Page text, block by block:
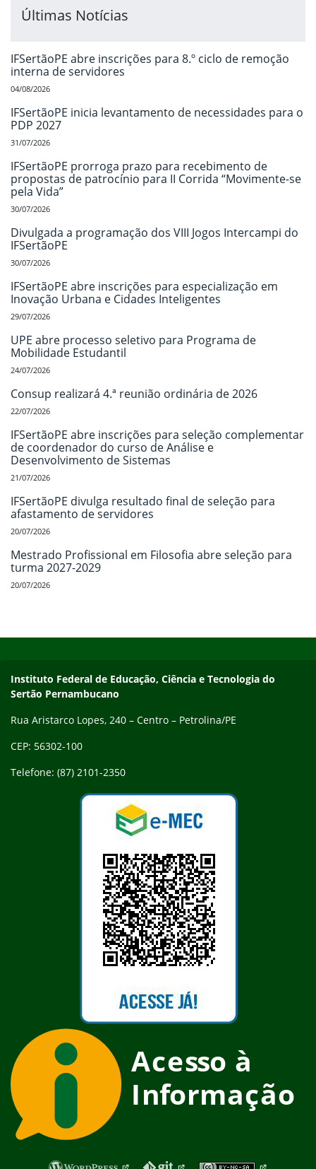
Últimas Notícias
IFSertãoPE abre inscrições para 8.º ciclo de remoção
interna de servidores
04/08/2026
IFSertãoPE inicia levantamento de necessidades para o
PDP 2027
31/07/2026
IFSertãoPE prorroga prazo para recebimento de
propostas de patrocínio para II Corrida “Movimente-se
pela Vida”
30/07/2026
Divulgada a programação dos VIII Jogos Intercampi do
IFSertãoPE
30/07/2026
IFSertãoPE abre inscrições para especialização em
Inovação Urbana e Cidades Inteligentes
29/07/2026
UPE abre processo seletivo para Programa de
Mobilidade Estudantil
24/07/2026
Consup realizará 4.ª reunião ordinária de 2026
22/07/2026
IFSertãoPE abre inscrições para seleção complementar
de coordenador do curso de Análise e
Desenvolvimento de Sistemas
21/07/2026
IFSertãoPE divulga resultado final de seleção para
afastamento de servidores
20/07/2026
Mestrado Profissional em Filosofia abre seleção para
turma 2027-2029
20/07/2026
Endereço
Instituto Federal de Educação, Ciência e Tecnologia do
Sertão Pernambucano
Rua Aristarco Lopes, 240 – Centro – Petrolina/PE
CEP: 56302-100
Telefone: (87) 2101-2350